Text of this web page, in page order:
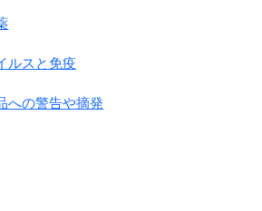
ルスと免疫
への警告や摘発